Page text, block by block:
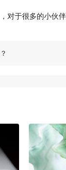
对于很多的小伙